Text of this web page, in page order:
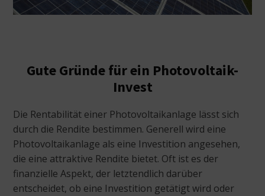
Gute Gründe für ein Photovoltaik-
Invest
Die Rentabilität einer Photovoltaikanlage lässt sich
durch die Rendite bestimmen. Generell wird eine
Photovoltaikanlage als eine Investition angesehen,
die eine attraktive Rendite bietet. Oft ist es der
finanzielle Aspekt, der letztendlich darüber
entscheidet, ob eine Investition getätigt wird oder